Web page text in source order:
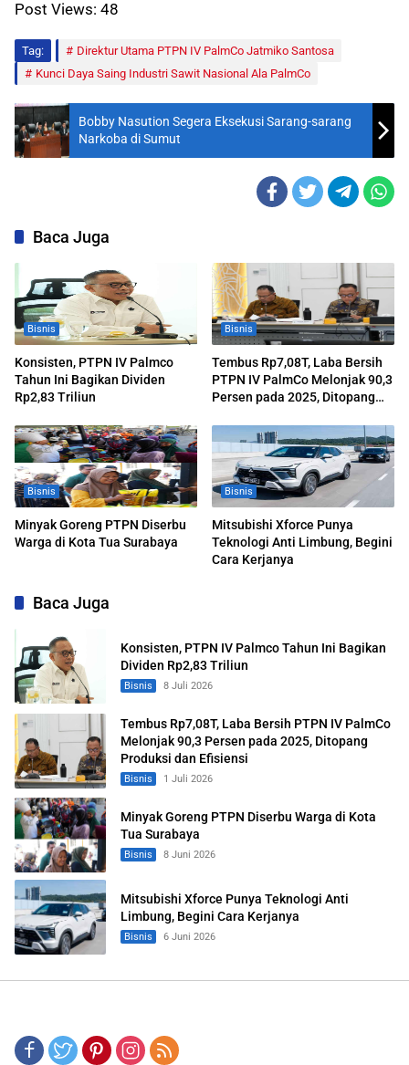
Post Views: 48
Tag:
Direktur Utama PTPN IV PalmCo Jatmiko Santosa
Kunci Daya Saing Industri Sawit Nasional Ala PalmCo
Bobby Nasution Segera Eksekusi Sarang-sarang
Narkoba di Sumut
Baca Juga
Bisnis
Konsisten, PTPN IV Palmco
Tahun Ini Bagikan Dividen
Rp2,83 Triliun
Bisnis
Tembus Rp7,08T, Laba Bersih
PTPN IV PalmCo Melonjak 90,3
Persen pada 2025, Ditopang
Bisnis
Minyak Goreng PTPN Diserbu
Warga di Kota Tua Surabaya
Bisnis
Mitsubishi Xforce Punya
Teknologi Anti Limbung, Begini
Cara Kerjanya
Baca Juga
Konsisten, PTPN IV Palmco Tahun Ini Bagikan
Dividen Rp2,83 Triliun
Bisnis 8 Juli 2026
Tembus Rp7,08T, Laba Bersih PTPN IV PalmCo
Melonjak 90,3 Persen pada 2025, Ditopang
Produksi dan Efisiensi
Bisnis 1 Juli 2026
Minyak Goreng PTPN Diserbu Warga di Kota
Tua Surabaya
Bisnis 8 Juni 2026
Mitsubishi Xforce Punya Teknologi Anti
Limbung, Begini Cara Kerjanya
Bisnis 6 Juni 2026